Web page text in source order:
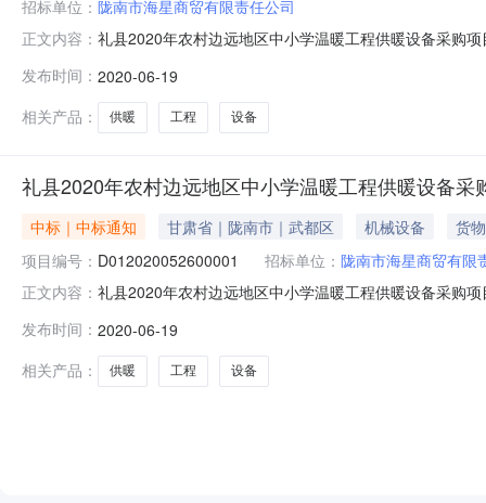
招标单位： 陇南市海星商贸有限责任公司
正文内容： 礼县2020年农村边远地区中小学温暖工程供暖设备采购
数量：总预算180万元投标人名称投标总报价(万元)交货
发布时间： 2020-06-19
相关产品：
供暖 工程 设备
礼县2020年农村边远地区中小学温暖工程供暖设备采
中标｜中标通知 甘肃省｜陇南市｜武都区 机械设备
货物
项目编号： D012020052600001 招标单位： 陇南市海星商贸有限
正文内容： 礼县2020年农村边远地区中小学温暖工程供暖设备采购
于2020年6月17日确定中标供应商，现将中标结果公布
发布时间： 2020-06-19
相关产品：
供暖 工程 设备